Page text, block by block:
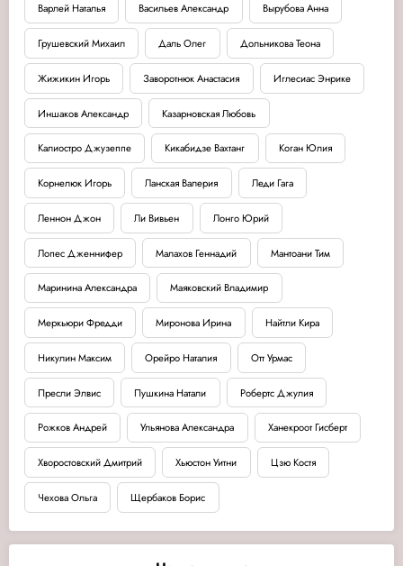
Варлей Наталья Васильев Александр Вырубова Анна
Грушевский Михаил Даль Олег Дольникова Теона
Жижикин Игорь Заворотнюк Анастасия Иглесиас Энрике
Иншаков Александр Казарновская Любовь
Калиостро Джузеппе Кикабидзе Вахтанг Коган Юлия
Корнелюк Игорь Ланская Валерия Леди Гага
Леннон Джон Ли Вивьен Лонго Юрий
Лопес Дженнифер Малахов Геннадий Мантоани Тим
Маринина Александра Маяковский Владимир
Меркьюри Фредди Миронова Ирина Найтли Кира
Никулин Максим Орейро Наталия Отт Урмас
Пресли Элвис Пушкина Натали Робертс Джулия
Рожков Андрей Ульянова Александра Ханекроот Гисберт
Хворостовский Дмитрий Хьюстон Уитни Цзю Костя
Чехова Ольга Щербаков Борис